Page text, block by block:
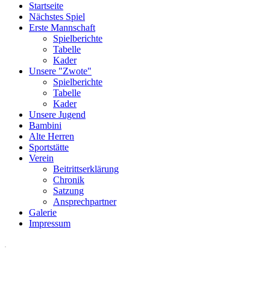
Startseite
Nächstes Spiel
Erste Mannschaft
Spielberichte
Tabelle
Kader
Unsere "Zwote"
Spielberichte
Tabelle
Kader
Unsere Jugend
Bambini
Alte Herren
Sportstätte
Verein
Beitrittserklärung
Chronik
Satzung
Ansprechpartner
Galerie
Impressum
.